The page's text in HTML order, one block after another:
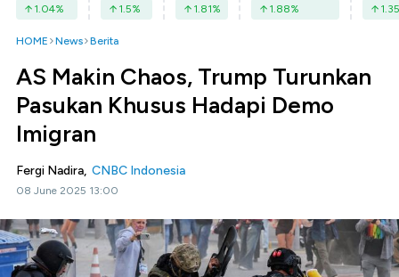
1.04% 1.5% 1.81% 1.88% 1.35
HOME News Berita
AS Makin Chaos, Trump Turunkan
Pasukan Khusus Hadapi Demo
Imigran
Fergi Nadira, CNBC Indonesia
08 June 2025 13:00